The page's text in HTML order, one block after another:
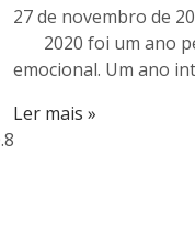
27 de novembro de
2020 foi um ano
emocional. Um ano
Ler mais »